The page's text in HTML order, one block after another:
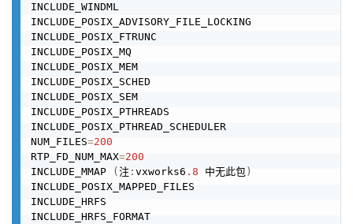
INCLUDE_WINDML
INCLUDE_POSIX_ADVISORY_FILE_LOCKING
INCLUDE_POSIX_FTRUNC
INCLUDE_POSIX_MQ
INCLUDE_POSIX_MEM
INCLUDE_POSIX_SCHED
INCLUDE_POSIX_SEM
INCLUDE_POSIX_PTHREADS
INCLUDE_POSIX_PTHREAD_SCHEDULER
NUM_FILES=200
RTP_FD_NUM_MAX=200
INCLUDE_MMAP
( 注 : vxworks6 .8 中无此包 )
INCLUDE_POSIX_MAPPED_FILES
INCLUDE_HRFS
INCLUDE_HRFS_FORMAT